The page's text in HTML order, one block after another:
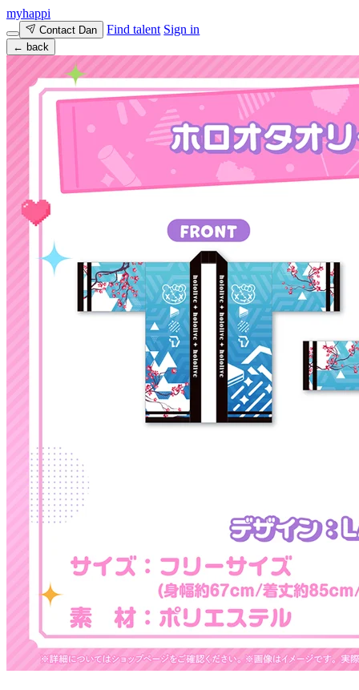
myhappi
Contact Dan Find talent Sign in
← back